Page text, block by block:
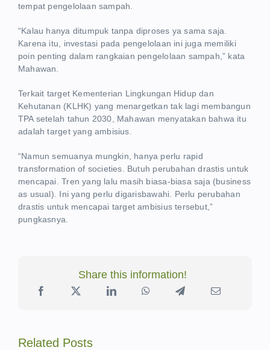
tempat pengelolaan sampah.
“Kalau hanya ditumpuk tanpa diproses ya sama saja.
Karena itu, investasi pada pengelolaan ini juga memiliki
poin penting dalam rangkaian pengelolaan sampah,” kata
Mahawan.
Terkait target Kementerian Lingkungan Hidup dan
Kehutanan (KLHK) yang menargetkan tak lagi membangun
TPA setelah tahun 2030, Mahawan menyatakan bahwa itu
adalah target yang ambisius.
“Namun semuanya mungkin, hanya perlu rapid
transformation of societies. Butuh perubahan drastis untuk
mencapai. Tren yang lalu masih biasa-biasa saja (business
as usual). Ini yang perlu digarisbawahi. Perlu perubahan
drastis untuk mencapai target ambisius tersebut,”
pungkasnya.
Share this information!
Related Posts